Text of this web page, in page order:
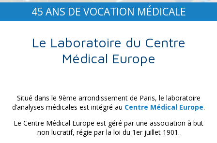
45 ANS DE VOCATION MÉDICALE
Le Laboratoire du Centre
Médical Europe
Situé dans le 9ème arrondissement de Paris, le laboratoire
d’analyses médicales est intégré au Centre Médical Europe.
Le Centre Médical Europe est géré par une association à but
non lucratif, régie par la loi du 1er juillet 1901.